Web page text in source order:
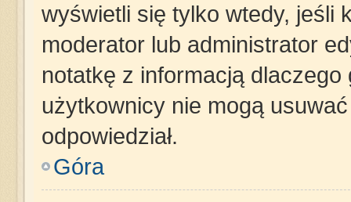
wyświetli się tylko wtedy, jeśli
moderator lub administrator
notatkę z informacją
użytkownicy nie mogą
odpowiedział.
Góra